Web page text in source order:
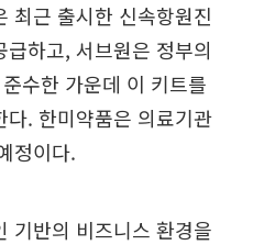
최근 출시한 신속항원진
하고, 서브원은 정부의
수한 가운데 이 키트를
. 한미약품은 의료기관
정이다.
기반의 비즈니스 환경을